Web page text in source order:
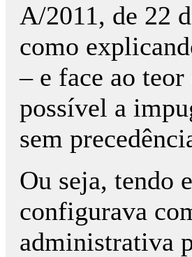
A/2011, de 22
como
– e face ao
possível a
sem
Ou seja, tendo
configurava
administrativa